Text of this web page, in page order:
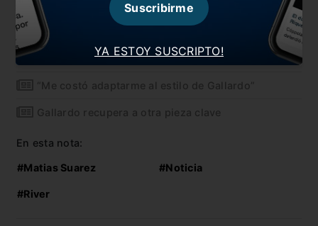
También te puede interesar
El hombre que hizo olvidar a Borré
“Este título nos sirve para comenzar bien el año”
“Me costó adaptarme al estilo de Gallardo”
Gallardo recupera a otra pieza clave
En esta nota:
#Matias Suarez #Noticia
#River
YA ESTOY SUSCRIPTO!
Suscribirme